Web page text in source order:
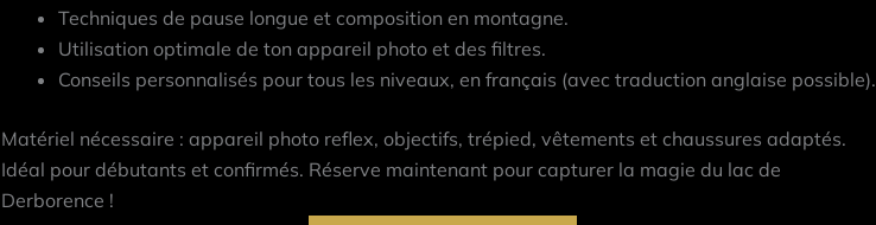
Techniques de pause longue et composition en montagne.
Utilisation optimale de ton appareil photo et des filtres.
Conseils personnalisés pour tous les niveaux, en français (avec traduction anglaise possible).
Matériel nécessaire : appareil photo reflex, objectifs, trépied, vêtements et chaussures adaptés.
Idéal pour débutants et confirmés. Réserve maintenant pour capturer la magie du lac de
Derborence !